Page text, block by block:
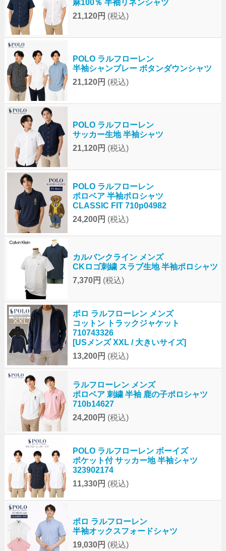
麻100％ 半袖リネンシャツ
21,120円 (税込)
POLO ラルフローレン
半袖シャンブレー ボタンダウンシャツ
21,120円 (税込)
POLO ラルフローレン
サッカー生地 半袖シャツ
21,120円 (税込)
POLO ラルフローレン
ポロベア 半袖ポロシャツ
CLASSIC FIT 710p04982
24,200円 (税込)
カルバンクライン メンズ
CKロゴ刺繍 スラブ生地 半袖ポロシャツ
7,370円 (税込)
ポロ ラルフローレン メンズ
コットン トラックジャケット
710743326
[USメンズ XXL / 大きいサイズ]
13,200円 (税込)
ラルフローレン メンズ
ポロベア 刺繍 半袖 鹿の子ポロシャツ
710b14627
24,200円 (税込)
POLO ラルフローレン ボーイズ
ポケット付 サッカー地 半袖シャツ
323902174
11,330円 (税込)
ポロ ラルフローレン
半袖オックスフォードシャツ
19,030円 (税込)